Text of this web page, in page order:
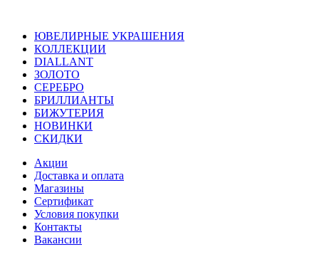
ЮВЕЛИРНЫЕ УКРАШЕНИЯ
КОЛЛЕКЦИИ
DIALLANT
ЗОЛОТО
СЕРЕБРО
БРИЛЛИАНТЫ
БИЖУТЕРИЯ
НОВИНКИ
СКИДКИ
Акции
Доставка и оплата
Магазины
Сертификат
Условия покупки
Контакты
Вакансии